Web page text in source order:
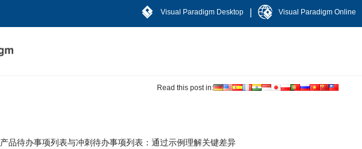
Visual Paradigm Desktop Visual Paradigm Online
Read this post in:
产品待办事项列表与冲刺待办事项列表：通过示例理解关键差异